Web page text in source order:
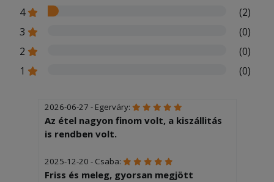
4
(2)
3
(0)
2
(0)
1
(0)
2026-06-27 - Egerváry:
Az étel nagyon finom volt, a kiszállitás
is rendben volt.
2025-12-20 - Csaba:
Friss és meleg, gyorsan megjött